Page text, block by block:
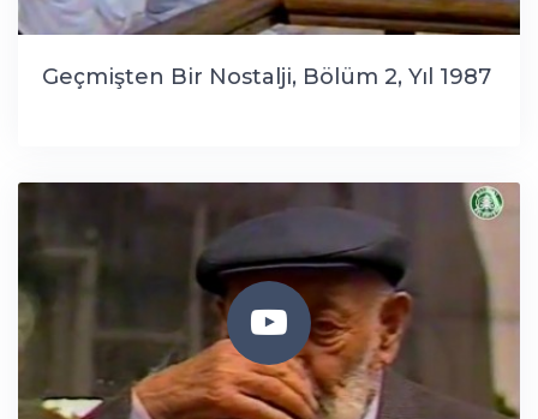
Geçmişten Bir Nostalji, Bölüm 2, Yıl 1987